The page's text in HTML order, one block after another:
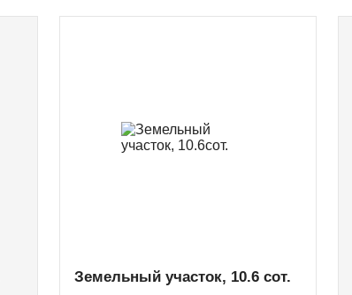
Земельный участок, 10.6 сот.